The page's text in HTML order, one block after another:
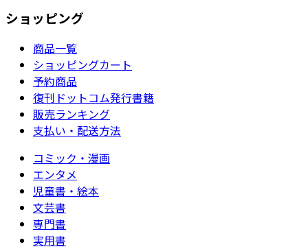
ショッピング
商品一覧
ショッピングカート
予約商品
復刊ドットコム発行書籍
販売ランキング
支払い・配送方法
コミック・漫画
エンタメ
児童書・絵本
文芸書
専門書
実用書